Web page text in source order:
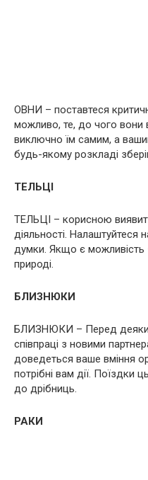
ОВНИ – поставтеся
можливо, те, до чого вони
виключно їм самим, а
будь-якому розкладі
ТЕЛЬЦІ
ТЕЛЬЦІ – корисною
діяльності. Налаштуйтеся
думки. Якщо є можливість
природі.
БЛИЗНЮКИ
БЛИЗНЮКИ – Перед
співпраці з новими
доведеться ваше вміння
потрібні вам дії. Поїздки
до дрібниць.
РАКИ